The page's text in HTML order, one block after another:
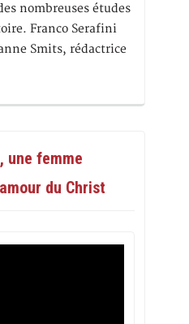
nombreuses études
Franco Serafini
Smits, rédactrice
une femme
du Christ